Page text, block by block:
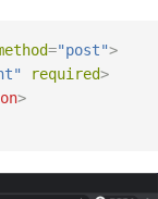
="post">
required>
>